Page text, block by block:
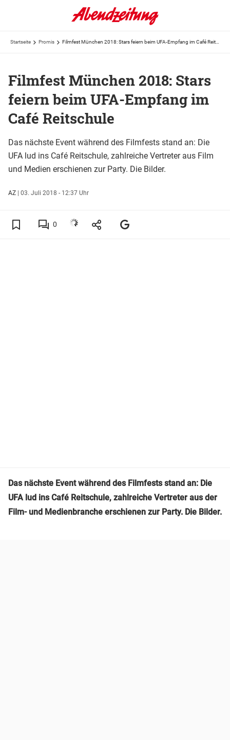
Startseite Promis
Filmfest München 2018: Stars
feiern beim UFA-Empfang im
Café Reitschule
Das nächste Event während des Filmfests stand an: Die
UFA lud ins Café Reitschule, zahlreiche Vertreter aus Film
und Medien erschienen zur Party. Die Bilder.
AZ | 03. Juli 2018 - 12:37 Uhr
0
Das nächste Event während des Filmfests stand an: Die
UFA lud ins Café Reitschule, zahlreiche Vertreter aus der
Film- und Medienbranche erschienen zur Party. Die Bilder.